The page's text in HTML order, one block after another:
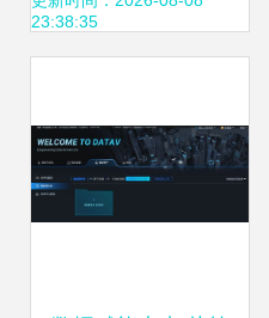
23:38:35